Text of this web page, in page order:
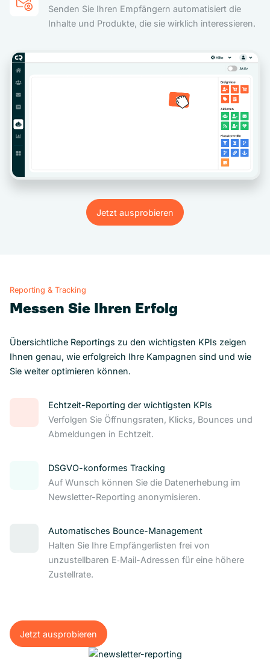
Senden Sie Ihren Empfängern automatisiert die
Inhalte und Produkte, die sie wirklich interessieren.
Jetzt ausprobieren
Jetzt ausprobieren
Reporting & Tracking
Messen Sie Ihren Erfolg
Übersichtliche Reportings zu den wichtigsten KPIs zeigen
Ihnen genau, wie erfolgreich Ihre Kampagnen sind und wie
Sie weiter optimieren können.
Echtzeit-Reporting der wichtigsten KPIs
Verfolgen Sie Öffnungsraten, Klicks, Bounces und
Abmeldungen in Echtzeit.
DSGVO-konformes Tracking
Auf Wunsch können Sie die Datenerhebung im
Newsletter-Reporting anonymisieren.
Automatisches Bounce-Management
Halten Sie Ihre Empfängerlisten frei von
unzustellbaren E‑Mail-Adressen für eine höhere
Zustellrate.
Jetzt ausprobieren
Jetzt ausprobieren